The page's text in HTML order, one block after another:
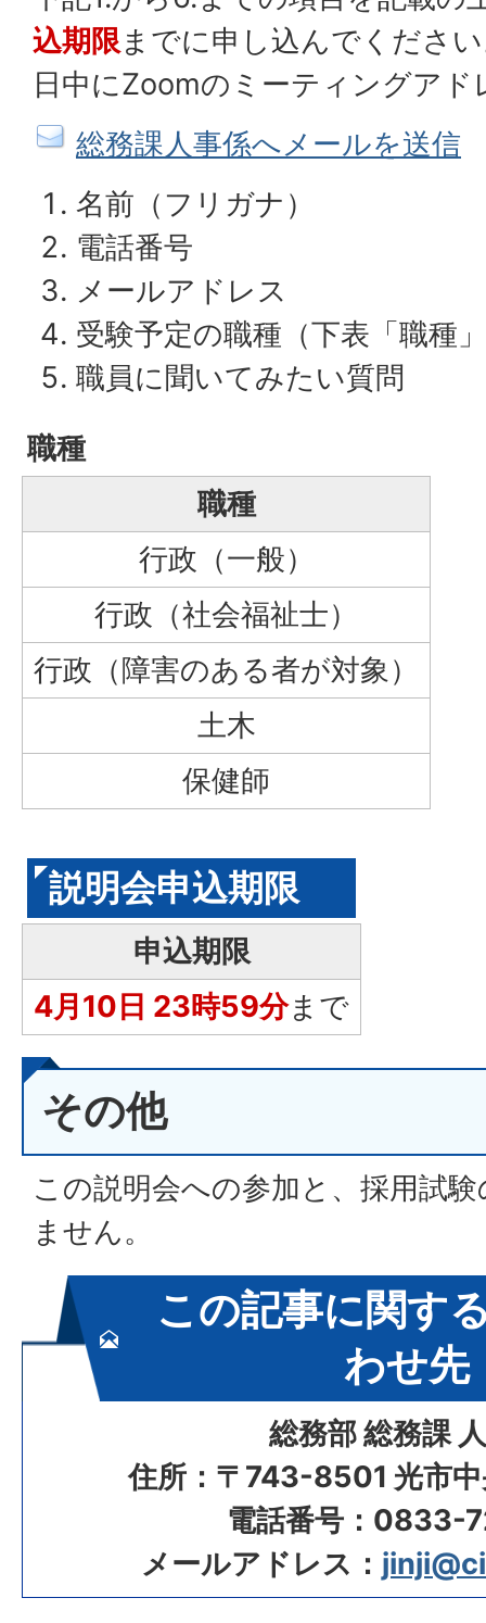
込期限までに申し込んでくださ
日中にZoomのミーティングア
総務課人事係へメールを送信
名前（フリガナ）
電話番号
メールアドレス
受験予定の職種（下表「職種
職員に聞いてみたい質問
職種
職種
行政（一般）
行政（社会福祉士）
行政（障害のある者が対象）
土木
保健師
説明会申込期限
申込期限
4月10日 23時59分まで
その他
この説明会への参加と、採用試
ません。
この記事に関す
わせ先
総務部 総務課
住所：〒743-8501 光市中
電話番号：0833-
メールアドレス：